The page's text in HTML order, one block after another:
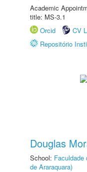
Academic
title: MS-3.1
Orcid
CV
Repositório
Douglas
School: Faculdade
de Araraquara)